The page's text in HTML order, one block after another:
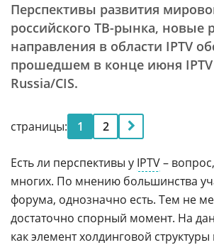
Перспективы развития
российского ТВ-рынка, новые
направления в области IPTV
прошедшем в конце июня
Russia/CIS.
страницы: 1 2
Есть ли перспективы у IPTV–
многих. По мнению большинства
форума, однозначно есть. Тем не
достаточно спорный момент. На
как элемент холдинговой